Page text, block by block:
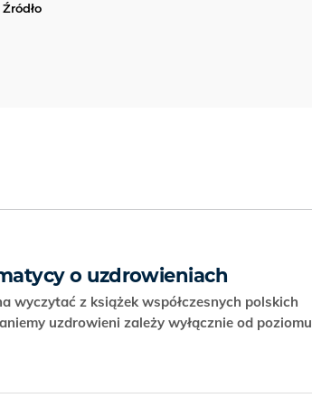
Źródło
o uzdrowieniach
wyczytać z książek współczesnych polskich
uzdrowieni zależy wyłącznie od poziomu